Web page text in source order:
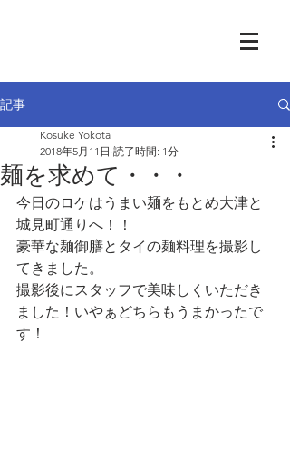
記事
麺を求めて・・・
Kosuke Yokota
2018年5月11日 読了時間: 1分
今日のロケはうまい麺をもとめ大津と
城見町通りへ！！
豪華な麺御膳とタイの麺料理を撮影し
てきました。
撮影後にスタッフで美味しくいただき
ました！いやぁどちらもうまかったで
す！